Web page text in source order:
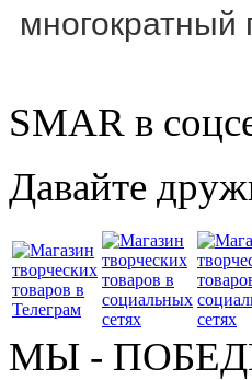
SMAR в
Давайте
МЫ -